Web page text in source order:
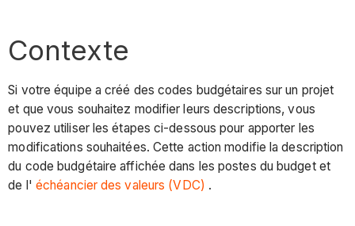
Contexte
Si votre équipe a créé des codes budgétaires sur un projet
et que vous souhaitez modifier leurs descriptions, vous
pouvez utiliser les étapes ci-dessous pour apporter les
modifications souhaitées. Cette action modifie la description
du code budgétaire affichée dans les postes du budget et
de l' échéancier des valeurs (VDC) .